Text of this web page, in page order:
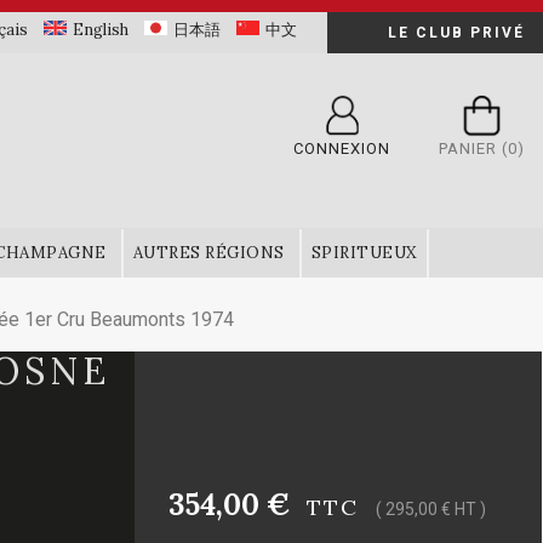
English 日本語 中文 LE CLUB PRIVÉ
CONNEXION PANIER (0)
AUTRES RÉGIONS SPIRITUEUX
1er Cru Beaumonts 1974
354,00 € TTC ( 295,00 € HT )